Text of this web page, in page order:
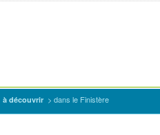
à découvrir > dans le Finistère